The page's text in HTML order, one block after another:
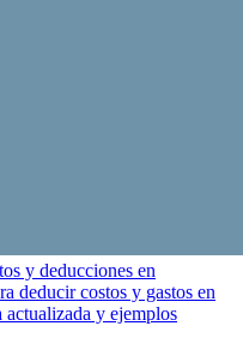
y deducciones en
deducir costos y gastos en
y ejemplos